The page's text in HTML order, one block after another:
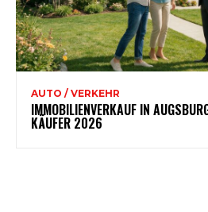
AUTO / VERKEHR
IMMOBILIENVERKAUF IN
KÄUFER 2026